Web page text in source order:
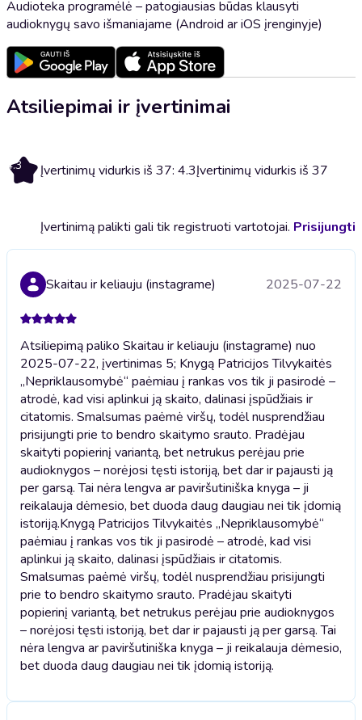
Audioteka programėlė – patogiausias būdas klausyti
audioknygų savo išmaniajame (Android ar iOS įrenginyje)
Atsiliepimai ir įvertinimai
4.3 Įvertinimų vidurkis iš 37: 4.3Įvertinimų vidurkis iš 37
Įvertinimą palikti gali tik registruoti vartotojai. Prisijungti
Skaitau ir keliauju (instagrame) 2025-07-22
Atsiliepimą paliko Skaitau ir keliauju (instagrame) nuo
2025-07-22, įvertinimas 5; Knygą Patricijos Tilvykaitės
„Nepriklausomybė“ paėmiau į rankas vos tik ji pasirodė –
atrodė, kad visi aplinkui ją skaito, dalinasi įspūdžiais ir
citatomis. Smalsumas paėmė viršų, todėl nusprendžiau
prisijungti prie to bendro skaitymo srauto. Pradėjau
skaityti popierinį variantą, bet netrukus perėjau prie
audioknygos – norėjosi tęsti istoriją, bet dar ir pajausti ją
per garsą. Tai nėra lengva ar paviršutiniška knyga – ji
reikalauja dėmesio, bet duoda daug daugiau nei tik įdomią
istoriją.Knygą Patricijos Tilvykaitės „Nepriklausomybė“
paėmiau į rankas vos tik ji pasirodė – atrodė, kad visi
aplinkui ją skaito, dalinasi įspūdžiais ir citatomis.
Smalsumas paėmė viršų, todėl nusprendžiau prisijungti
prie to bendro skaitymo srauto. Pradėjau skaityti
popierinį variantą, bet netrukus perėjau prie audioknygos
– norėjosi tęsti istoriją, bet dar ir pajausti ją per garsą. Tai
nėra lengva ar paviršutiniška knyga – ji reikalauja dėmesio,
bet duoda daug daugiau nei tik įdomią istoriją.